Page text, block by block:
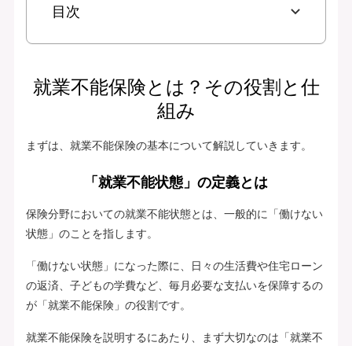
目次
就業不能保険とは？その役割と仕
組み
まずは、就業不能保険の基本について解説していきます。
「就業不能状態」の定義とは
保険分野においての就業不能状態とは、一般的に「働けない
状態」のことを指します。
「働けない状態」になった際に、日々の生活費や住宅ローン
の返済、子どもの学費など、毎月必要な支払いを保障するの
が「就業不能保険」の役割です。
就業不能保険を説明するにあたり、まず大切なのは「就業不